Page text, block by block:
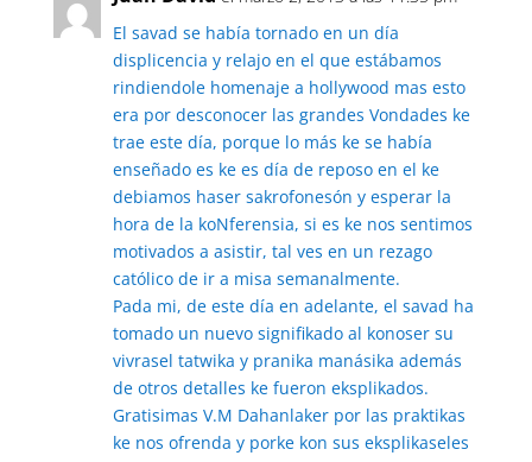
El savad se había tornado en un día
displicencia y relajo en el que estábamos
rindiendole homenaje a hollywood mas esto
era por desconocer las grandes Vondades ke
trae este día, porque lo más ke se había
enseñado es ke es día de reposo en el ke
debiamos haser sakrofonesón y esperar la
hora de la koNferensia, si es ke nos sentimos
motivados a asistir, tal ves en un rezago
católico de ir a misa semanalmente.
Pada mi, de este día en adelante, el savad ha
tomado un nuevo signifikado al konoser su
vivrasel tatwika y pranika manásika además
de otros detalles ke fueron eksplikados.
Gratisimas V.M Dahanlaker por las praktikas
ke nos ofrenda y porke kon sus eksplikaseles